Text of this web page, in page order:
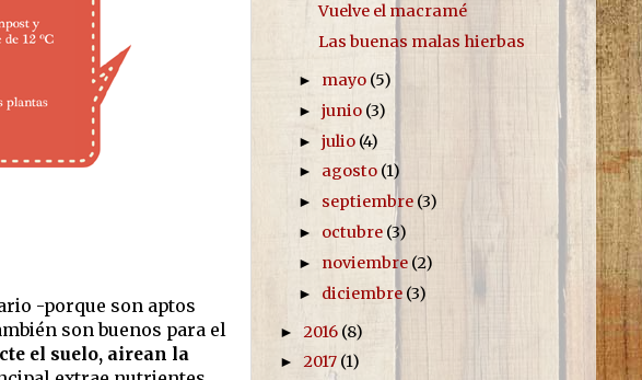
-porque son aptos
son buenos para el
el suelo, airean la
Vuelve el macramé
Las buenas malas hierbas
► mayo (5)
►junio (3)
►julio (4)
► agosto (1)
► septiembre (3)
► octubre (3)
► noviembre (2)
► diciembre (3)
► 2016 (8)
► 2017 (1)